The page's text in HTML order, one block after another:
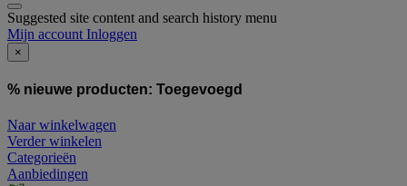
Suggested site content and search history menu
Mijn account Inloggen
×
% nieuwe producten: Toegevoegd
Naar winkelwagen
Verder winkelen
Categorieën
Aanbiedingen